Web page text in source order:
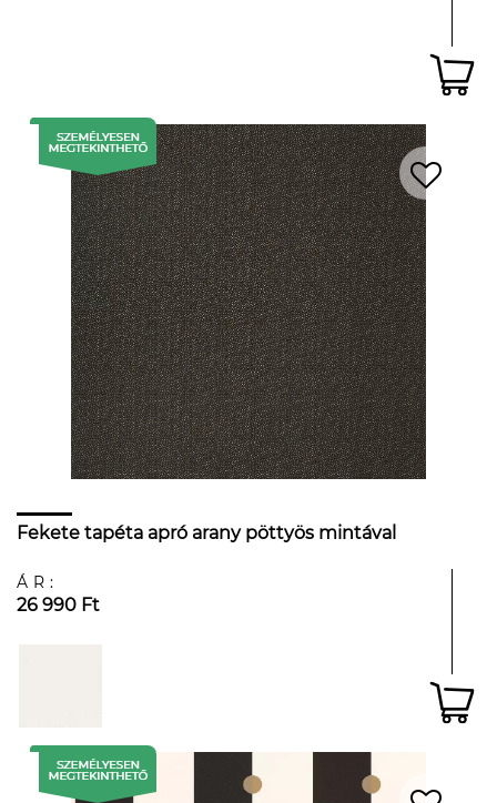
Fekete tapéta apró arany pöttyös mintával
ÁR:
26 990 Ft